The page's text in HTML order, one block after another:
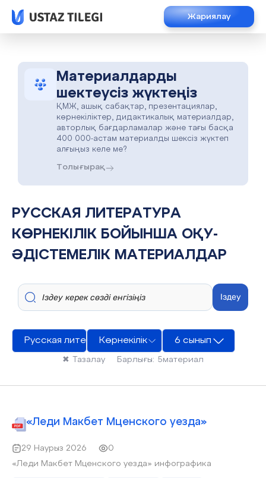
Жариялау
Материалдарды
шектеусіз жүктеңіз
ҚМЖ, ашық сабақтар, презентациялар,
көрнекіліктер, дидактикалық материалдар,
авторлық бағдарламалар және тағы басқа
400 000-астам материалды шексіз жүктеп
алғыңыз келе ме?
Толығырақ
РУССКАЯ ЛИТЕРАТУРА
КӨРНЕКІЛІК БОЙЫНША ОҚУ-
ӘДІСТЕМЕЛІК МАТЕРИАЛДАР
Іздеу
Русская литератураКөрнекілік 6 сынып
✖ Тазалау Барлығы: 5материал
«Леди Макбет Мценского уезда»
29 Наурыз 2026
0
«Леди Макбет Мценского уезда» инфографика